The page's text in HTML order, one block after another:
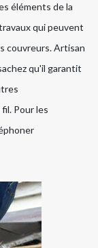
éléments de la
qui peuvent
couvreurs. Artisan
qu'il garantit
Pour les